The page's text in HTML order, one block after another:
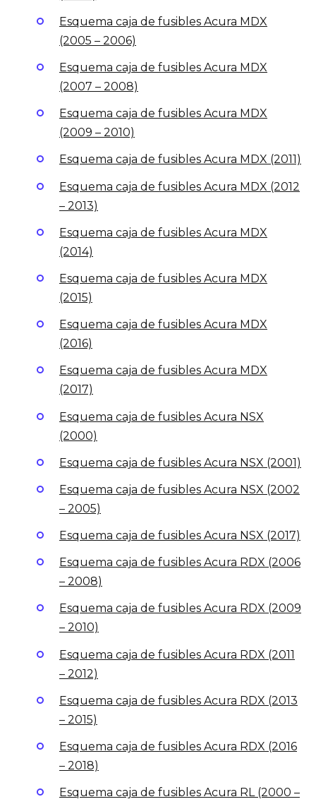
Esquema caja de fusibles Acura MDX
(2005 – 2006)
Esquema caja de fusibles Acura MDX
(2007 – 2008)
Esquema caja de fusibles Acura MDX
(2009 – 2010)
Esquema caja de fusibles Acura MDX (2011)
Esquema caja de fusibles Acura MDX (2012
– 2013)
Esquema caja de fusibles Acura MDX
(2014)
Esquema caja de fusibles Acura MDX
(2015)
Esquema caja de fusibles Acura MDX
(2016)
Esquema caja de fusibles Acura MDX
(2017)
Esquema caja de fusibles Acura NSX
(2000)
Esquema caja de fusibles Acura NSX (2001)
Esquema caja de fusibles Acura NSX (2002
– 2005)
Esquema caja de fusibles Acura NSX (2017)
Esquema caja de fusibles Acura RDX (2006
– 2008)
Esquema caja de fusibles Acura RDX (2009
– 2010)
Esquema caja de fusibles Acura RDX (2011
– 2012)
Esquema caja de fusibles Acura RDX (2013
– 2015)
Esquema caja de fusibles Acura RDX (2016
– 2018)
Esquema caja de fusibles Acura RL (2000 –